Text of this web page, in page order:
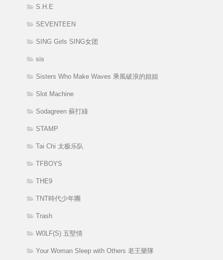
S.H.E
SEVENTEEN
SING Girls SING女团
sis
Sisters Who Make Waves 乘風破浪的姐姐
Slot Machine
Sodagreen 蘇打綠
STAMP
Tai Chi 太极乐队
TFBOYS
THE9
TNT時代少年團
Trash
W0LF(S) 五堅情
Your Woman Sleep with Others 老王樂隊